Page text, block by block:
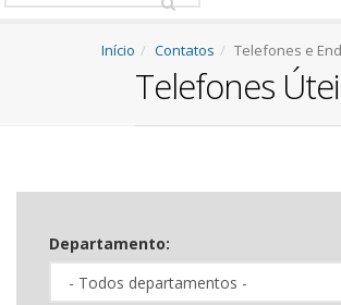
Início Contatos Telefones e
Telefones
Departamento: